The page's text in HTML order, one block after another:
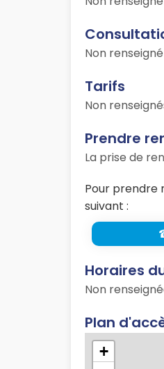
Non renseigné
Tarifs
Non
Prendre
La prise de
Pour prendre
suivant :
Horaires
Non
Plan
+